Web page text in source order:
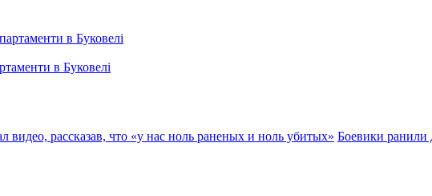
в Буковелі
видео, рассказав, что «у нас ноль раненых и ноль убитых» Боевики ранили